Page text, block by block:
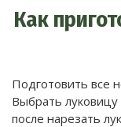
Как
Подготовить все
Выбрать луковицу
после нарезать